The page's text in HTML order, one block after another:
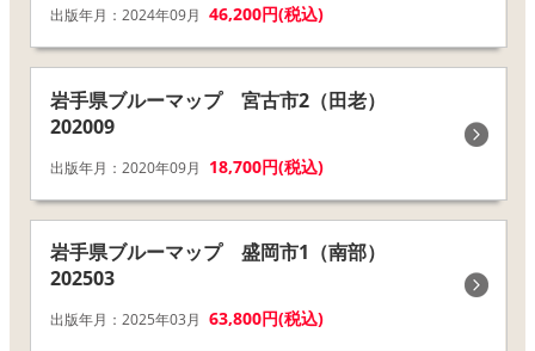
出版年月：2024年09月 46,200円(税込)
岩手県ブルーマップ 宮古市2（田老）
202009
出版年月：2020年09月 18,700円(税込)
岩手県ブルーマップ 盛岡市1（南部）
202503
出版年月：2025年03月 63,800円(税込)